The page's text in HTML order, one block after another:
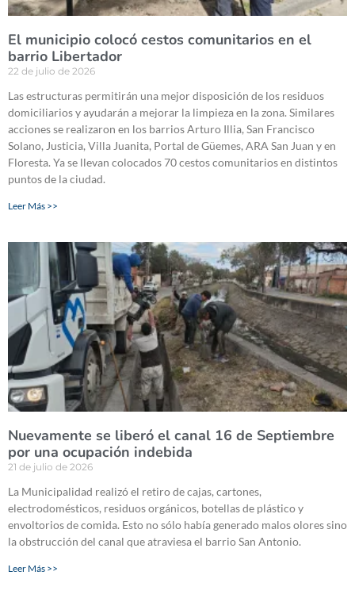
El municipio colocó cestos comunitarios en el
barrio Libertador
22 de julio de 2026
Las estructuras permitirán una mejor disposición de los residuos
domiciliarios y ayudarán a mejorar la limpieza en la zona. Similares
acciones se realizaron en los barrios Arturo Illia, San Francisco
Solano, Justicia, Villa Juanita, Portal de Güemes, ARA San Juan y en
Floresta. Ya se llevan colocados 70 cestos comunitarios en distintos
puntos de la ciudad.
Leer Más >>
Nuevamente se liberó el canal 16 de Septiembre
por una ocupación indebida
21 de julio de 2026
La Municipalidad realizó el retiro de cajas, cartones,
electrodomésticos, residuos orgánicos, botellas de plástico y
envoltorios de comida. Esto no sólo había generado malos olores sino
la obstrucción del canal que atraviesa el barrio San Antonio.
Leer Más >>